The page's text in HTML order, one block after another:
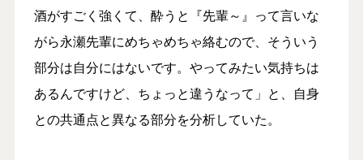
酒がすごく強くて、酔うと『先輩～』って言いな
がら永瀬先輩にめちゃめちゃ絡むので、そういう
部分は自分にはないです。やってみたい気持ちは
あるんですけど、ちょっと違うなって」と、自身
との共通点と異なる部分を分析していた。